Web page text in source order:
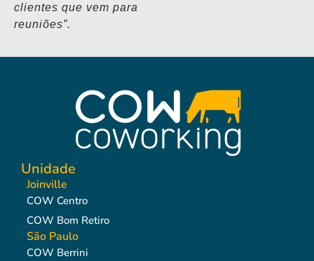
clientes que vem para
reuniões”.
Unidade
Joinville
COW Centro
COW Bom Retiro
São Paulo
COW Berrini